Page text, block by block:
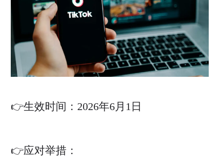
👉生效时间：2026年6月1日
👉应对举措：